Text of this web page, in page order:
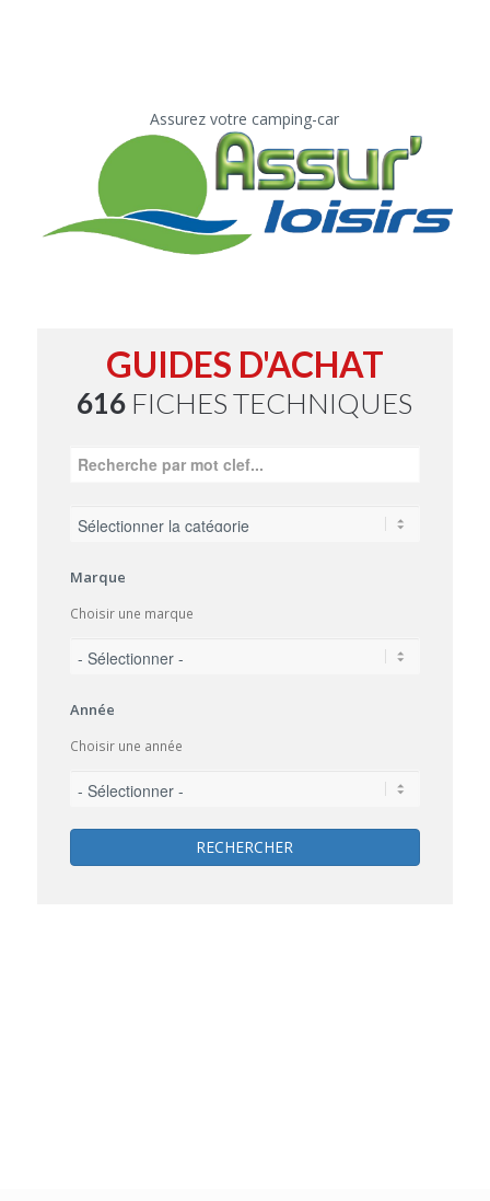
Assurez votre camping-car
GUIDES D'ACHAT
616 FICHES TECHNIQUES
Marque
Choisir une marque
Année
Choisir une année
RECHERCHER